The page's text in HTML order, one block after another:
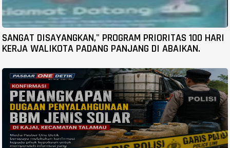
SANGAT DISAYANGKAN," PROGRAM PRIORITAS 100 HARI
KERJA WALIKOTA PADANG PANJANG DI ABAIKAN.